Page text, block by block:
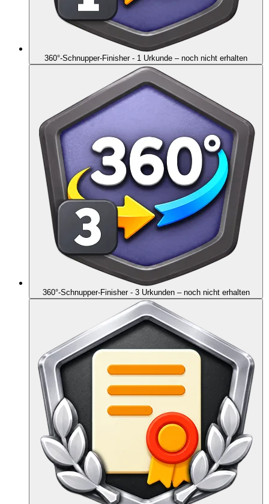
360°-Schnupper-Finisher - 1 Urkunde – noch nicht erhalten
360°-Schnupper-Finisher - 3 Urkunden – noch nicht erhalten